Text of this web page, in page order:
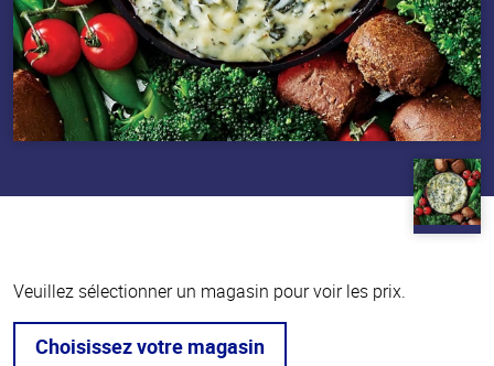
Veuillez sélectionner un magasin pour voir les prix.
Choisissez votre magasin